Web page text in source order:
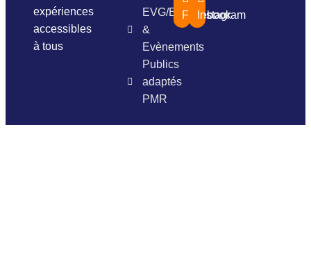
expériences
accessibles
à tous
EVG/EVJF
&
Evènements
Publics
adaptés
PMR
Facebook
Instagram